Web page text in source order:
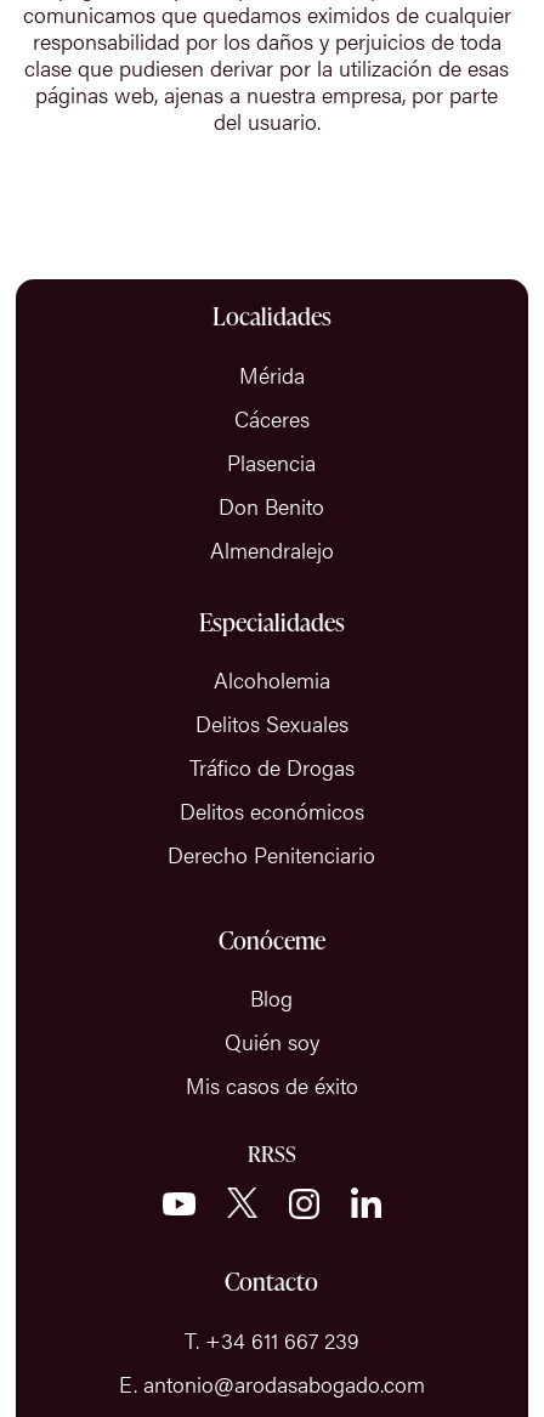
comunicamos que quedamos eximidos de cualquier
responsabilidad por los daños y perjuicios de toda
clase que pudiesen derivar por la utilización de esas
páginas web, ajenas a nuestra empresa, por parte
del usuario.
Localidades
Mérida
Cáceres
Plasencia
Don Benito
Almendralejo
Especialidades
Alcoholemia
Delitos Sexuales
Tráfico de Drogas
Delitos económicos
Derecho Penitenciario
Conóceme
Blog
Quién soy
Mis casos de éxito
RRSS
Contacto
T. +34 611 667 239
E. antonio@arodasabogado.com